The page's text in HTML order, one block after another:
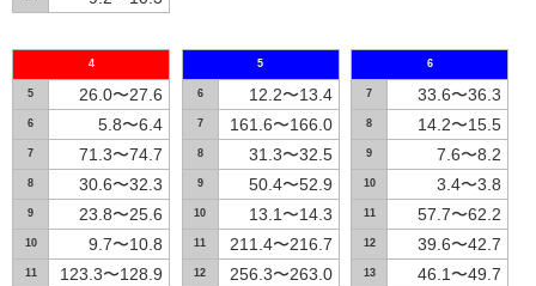
4
5 26.0〜27.6
6 5.8〜6.4
7 71.3〜74.7
8 30.6〜32.3
9 23.8〜25.6
10 9.7〜10.8
11 123.3〜128.9
5
6 12.2〜13.4
7 161.6〜166.0
8 31.3〜32.5
9 50.4〜52.9
10 13.1〜14.3
11 211.4〜216.7
12 256.3〜263.0
6
7 33.6〜36.3
8 14.2〜15.5
9 7.6〜8.2
10 3.4〜3.8
11 57.7〜62.2
12 39.6〜42.7
13 46.1〜49.7